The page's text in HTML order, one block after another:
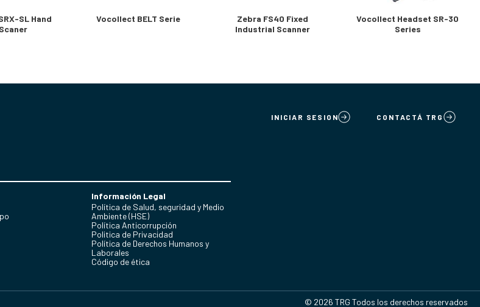
SL Hand
Vocollect BELT Serie
Zebra FS40 Fixed
Industrial Scanner
Vocollect Headset SR-30
Series
INICIAR SESION CONTACTÁ TRG
Información Legal
Política de Salud, seguridad y Medio
Ambiente (HSE)
Política Anticorrupción
Politica de Privacidad
Política de Derechos Humanos y
Laborales
Código de ética
© 2026 TRG Todos los derechos reservados